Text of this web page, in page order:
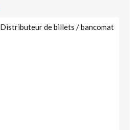
Distributeur de billets / bancomat